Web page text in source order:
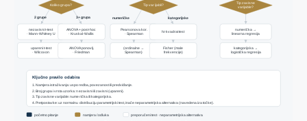
Koliko grupa?
2 grupe 3+ grupa
nezavisni t-test
· Mann-Whitney U
upareni t-test
· Wilcoxon
ANOVA + post-hoc
· Kruskal-Wallis
ANOVA ponovlj.
· Friedman
Tip varijabli?
numeričke kategorijske
Pearsonova kor.
· Spearman
(ordinalne →
Spearman)
hi-kvadrat test
Fisher (male
frekvencije)
Tip zavisne
varijable?
numerička →
linearna regresija
kategorijska →
logistička regresija
Ključno pravilo odabira
1. Namjera istraživanja: usporedba, povezanost ili predviđanje.
2. Broj grupa i vrsta uzorka: nezavisni ili zavisni (upareni).
3. Tip zavisne varijable: numerička ili kategorijska.
4. Pretpostavke: uz normalnu distribuciju parametrijski test, inače neparametrijska alternativa (navedena iza točke).
početno pitanje namjera / odluka preporučeni test · neparametrijska alternativa